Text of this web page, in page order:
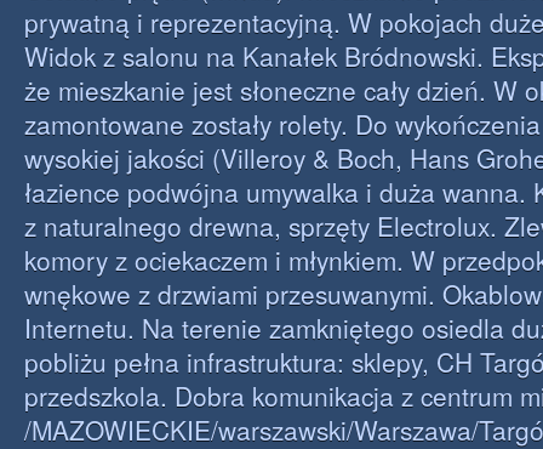
prywatną i reprezentacyjną. W pokojach
Widok z salonu na Kanałek Bródnowski.
że mieszkanie jest słoneczne cały dzień. W
zamontowane zostały rolety. Do
wysokiej jakości (Villeroy & Boch, Hans
łazience podwójna umywalka i duża wanna.
z naturalnego drewna, sprzęty Electrolux.
komory z ociekaczem i młynkiem. W
wnękowe z drzwiami przesuwanymi.
Internetu. Na terenie zamkniętego osiedla
pobliżu pełna infrastruktura: sklepy, CH
przedszkola. Dobra komunikacja z centrum
/MAZOWIECKIE/warszawski/Warszawa/